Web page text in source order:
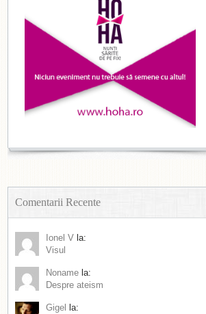
Comentarii Recente
Ionel V la:
Visul
Noname la:
Despre ateism
Gigel
la: